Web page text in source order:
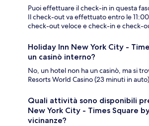
Puoi effettuare il check-in in questa
Il check-out va effettuato entro le
check-out veloce e check-in e check-
Holiday Inn New York City -
un casinò interno?
No, un hotel non ha un casinò, ma si
Resorts World Casino (23 minuti in
Quali attività sono disponibili
New York City - Times Square
vicinanze?